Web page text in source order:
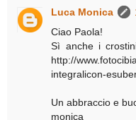
Luca Monica
Ciao Paola!
Sì anche i
http://
integralicon-
Un abbraccio e
monica